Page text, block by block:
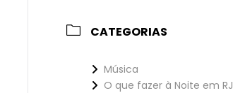
CATEGORIAS
Música
O que fazer à Noite em RJ